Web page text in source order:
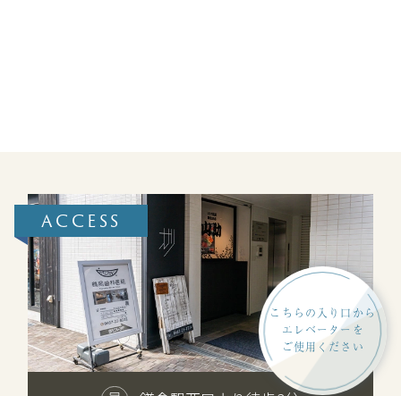
ACCESS
こちらの入り口から
エレベーターを
ご使用ください